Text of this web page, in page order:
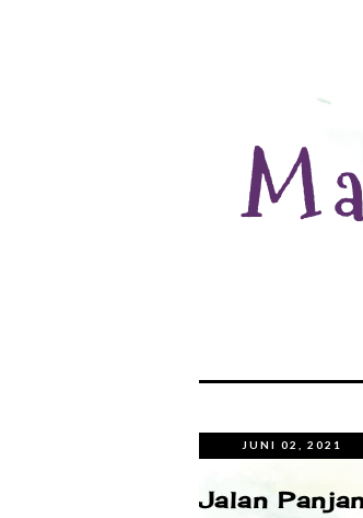
JUNI 02, 2021
Jalan